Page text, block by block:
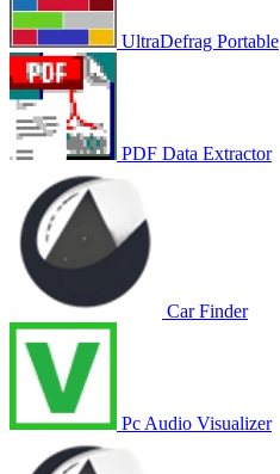
UltraDefrag Portable
PDF Data Extractor
Car Finder
Pc Audio Visualizer